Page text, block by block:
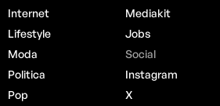
Internet
Lifestyle
Moda
Politica
Pop
Mediakit
Jobs
Social
Instagram
X